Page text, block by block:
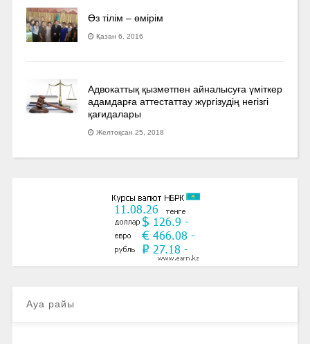
Өз тілім – өмірім
Қазан 6, 2016
Адвокаттық қызметпен айналысуға үмiткер
адамдарға аттестаттау жүргізудің негізгі
қағидалары
Желтоқсан 25, 2018
Ауа райы